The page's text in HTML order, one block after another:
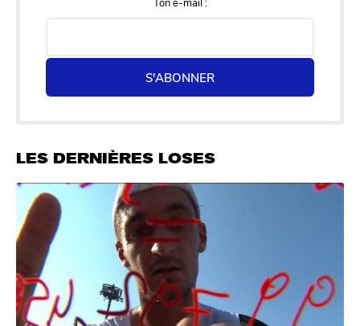
S'ABONNER
LES DERNIÈRES LOSES